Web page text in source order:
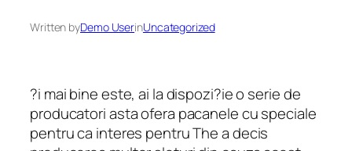
Written byDemo UserinUncategorized
?i mai bine este, ai la dispozi?ie o serie de
producatori asta ofera pacanele cu speciale
pentru ca interes pentru The a decis